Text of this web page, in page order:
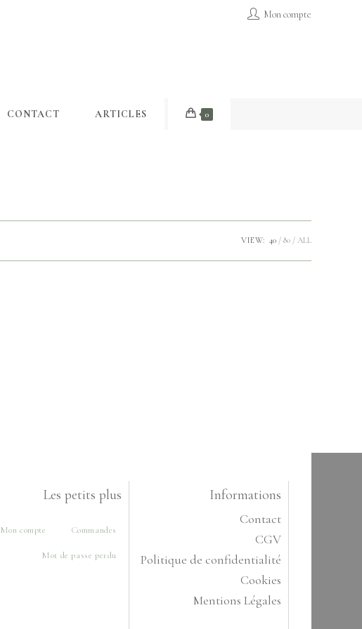
Mon compte
CONTACT ARTICLES 0
VIEW: 40 80 ALL
Les petits plus
Mon compte Commandes
Mot de passe perdu
Informations
Contact
CGV
Politique de confidentialité
Cookies
Mentions Légales